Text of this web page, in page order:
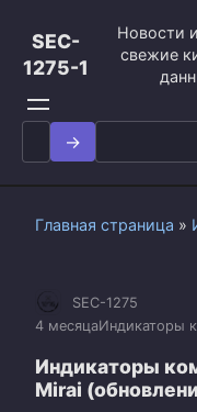
контенту
SEC-
1275-1
Новости
свежие
Search
for:
Главная страница »
SEC-1275
4 месяцаИндикаторы
Индикаторы
Mirai